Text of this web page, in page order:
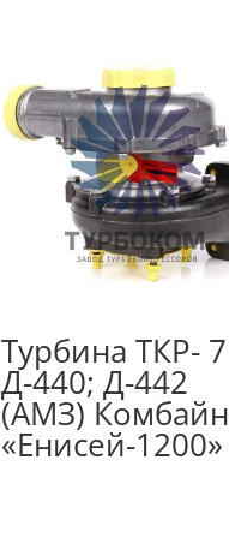
Турбина ТКР- 7
Д-440; Д-442
(АМЗ) Комбайн
«Енисей-1200»